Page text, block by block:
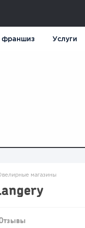
франшиз Услуги
магазины